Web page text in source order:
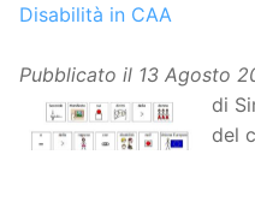
Disabilità in CAA
Pubblicato il 13 Agosto
di
del